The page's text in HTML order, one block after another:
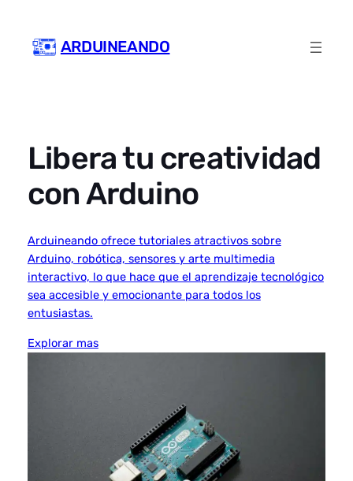
content
ARDUINEANDO
Libera tu creatividad
con Arduino
Arduineando ofrece tutoriales atractivos sobre
Arduino, robótica, sensores y arte multimedia
interactivo, lo que hace que el aprendizaje tecnológico
sea accesible y emocionante para todos los
entusiastas.
Explorar mas